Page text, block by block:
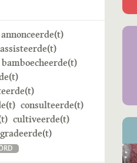
annonceerde(t)
assisteerde(t)
bamboecheerde(t)
consulteerde(t)
cultiveerde(t)